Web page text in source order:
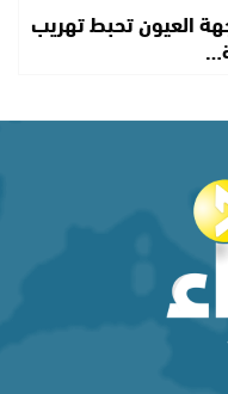
العيون تحبط تهريب